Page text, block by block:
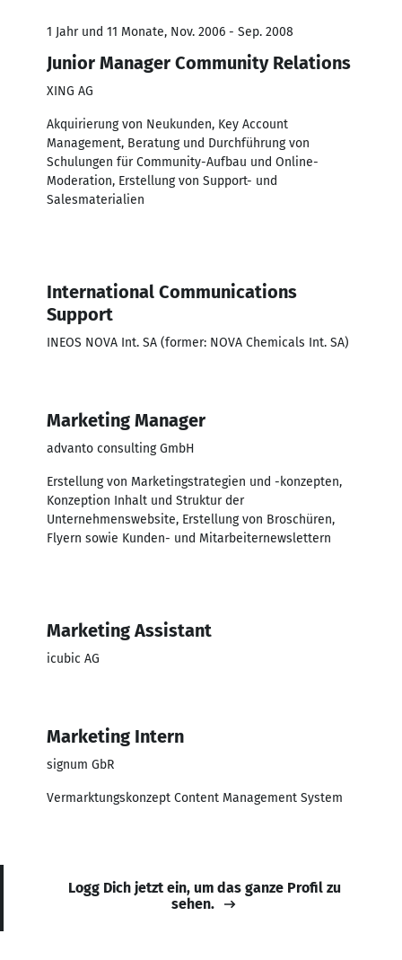
1 Jahr und 11 Monate, Nov. 2006 - Sep. 2008
Junior Manager Community Relations
XING AG
Akquirierung von Neukunden, Key Account
Management, Beratung und Durchführung von
Schulungen für Community-Aufbau und Online-
Moderation, Erstellung von Support- und
Salesmaterialien
International Communications
Support
INEOS NOVA Int. SA (former: NOVA Chemicals Int. SA)
Marketing Manager
advanto consulting GmbH
Erstellung von Marketingstrategien und -konzepten,
Konzeption Inhalt und Struktur der
Unternehmenswebsite, Erstellung von Broschüren,
Flyern sowie Kunden- und Mitarbeiternewslettern
Marketing Assistant
icubic AG
Marketing Intern
signum GbR
Vermarktungskonzept Content Management System
Logg Dich jetzt ein, um das ganze Profil zu
sehen.